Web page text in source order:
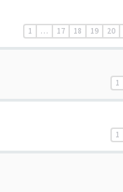
1 … 17 18 19 20
1
1